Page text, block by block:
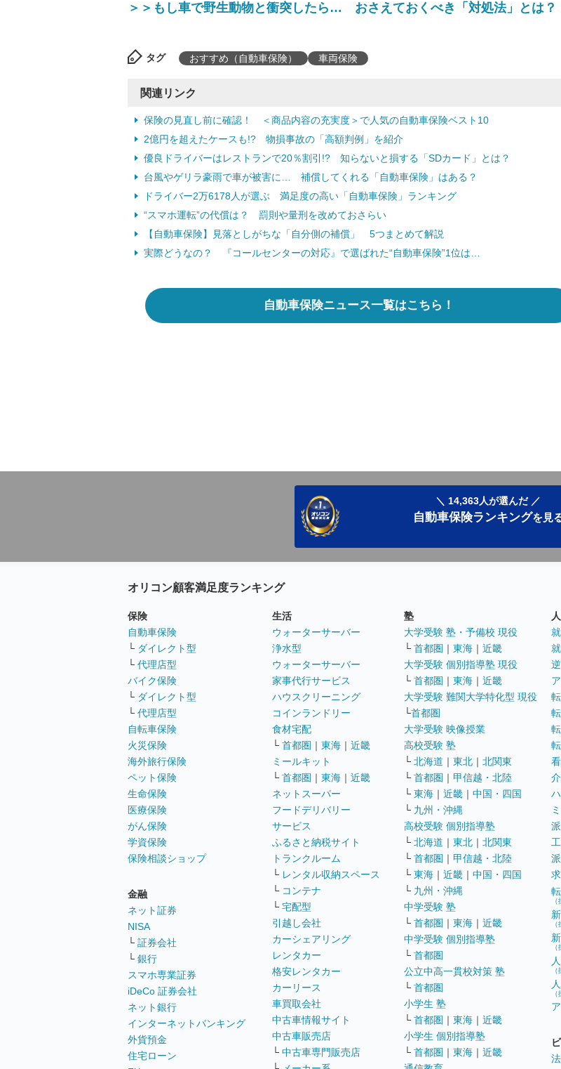
＞＞もし車で野生動物と衝突したら… おさえておくべき「対処法」とは？
タグ おすすめ（自動車保険） 車両保険
関連リンク
保険の見直し前に確認！ ＜商品内容の充実度＞で人気の自動車保険ベスト10
2億円を超えたケースも!? 物損事故の「高額判例」を紹介
優良ドライバーはレストランで20％割引!? 知らないと損する「SDカード」とは？
台風やゲリラ豪雨で車が被害に… 補償してくれる「自動車保険」はある？
ドライバー2万6178人が選ぶ 満足度の高い「自動車保険」ランキング
“スマホ運転”の代償は？ 罰則や量刑を改めておさらい
【自動車保険】見落としがちな「自分側の補償」 5つまとめて解説
実際どうなの？ 『コールセンターの対応』で選ばれた“自動車保険”1位は…
自動車保険ニュース一覧はこちら！
＼ 14,363人が選んだ ／
自動車保険ランキングを見
オリコン顧客満足度ランキング
保険
自動車保険
└ ダイレクト型
└ 代理店型
バイク保険
└ ダイレクト型
└ 代理店型
自転車保険
火災保険
海外旅行保険
ペット保険
生命保険
医療保険
がん保険
学資保険
保険相談ショップ
金融
ネット証券
NISA
└ 証券会社
└ 銀行
スマホ専業証券
iDeCo 証券会社
ネット銀行
インターネットバンキング
外貨預金
住宅ローン
生活
ウォーターサーバー
浄水型
ウォーターサーバー
家事代行サービス
ハウスクリーニング
コインランドリー
食材宅配
└ 首都圏 ｜ 東海 ｜ 近畿
ミールキット
└ 首都圏 ｜ 東海 ｜ 近畿
ネットスーパー
フードデリバリー
サービス
ふるさと納税サイト
トランクルーム
└ レンタル収納スペース
└ コンテナ
└ 宅配型
引越し会社
カーシェアリング
レンタカー
格安レンタカー
カーリース
車買取会社
中古車情報サイト
中古車販売店
└ 中古車専門販売店
塾
大学受験 塾・予備校 現役
└ 首都圏 ｜ 東海 ｜ 近畿
大学受験 個別指導塾 現役
└ 首都圏 ｜ 東海 ｜ 近畿
大学受験 難関大学特化型 現役
└首都圏
大学受験 映像授業
高校受験 塾
└ 北海道 ｜ 東北 ｜ 北関東
└ 首都圏 ｜ 甲信越・北陸
└ 東海 ｜ 近畿 ｜ 中国・四国
└ 九州・沖縄
高校受験 個別指導塾
└ 北海道 ｜ 東北 ｜ 北関東
└ 首都圏 ｜ 甲信越・北陸
└ 東海 ｜ 近畿 ｜ 中国・四国
└ 九州・沖縄
中学受験 塾
└ 首都圏 ｜ 東海 ｜ 近畿
中学受験 個別指導塾
└ 首都圏
公立中高一貫校対策 塾
└ 首都圏
小学生 塾
└ 首都圏 ｜ 東海 ｜ 近畿
小学生 個別指導塾
└ 首都圏 ｜ 東海 ｜ 近畿